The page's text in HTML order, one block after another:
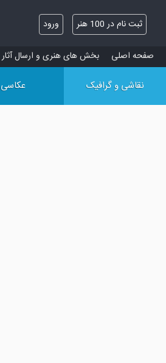
ثبت نام در 100 هنر ورود
صفحه اصلی بخش های هنری و ارسال آثار
نقاشی و گرافیک عکاسی